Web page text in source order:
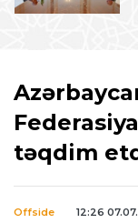
təqdim
Offside 12:26